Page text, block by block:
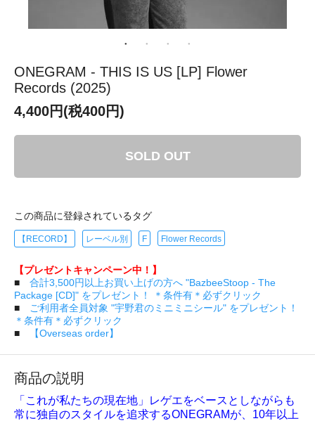
ONEGRAM - THIS IS US [LP] Flower
Records (2025)
4,400円(税400円)
SOLD OUT
この商品に登録されているタグ
【RECORD】 レーベル別 F Flower Records
【プレゼントキャンペーン中！】
■ 合計3,500円以上お買い上げの方へ "BazbeeStoop - The
Package [CD]" をプレゼント！ ＊条件有＊必ずクリック
■
ご利用者全員対象 "宇野君のミニミニシール" をプレゼント！
＊条件有＊必ずクリック
■
【Overseas order】
商品の説明
「これが私たちの現在地」レゲエをベースとしながらも
常に独自のスタイルを追求するONEGRAMが、10年以上